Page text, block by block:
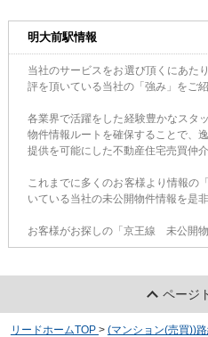
明大前駅情報
当社のサービスをお選び頂くにあた
評を頂いている当社の「強み」をご紹
各業界で活躍をした経験豊かなスタ
物件情報ルートを確保することで、
提供を可能にした不動産住宅売買仲
これまでに多くのお客様より情報の
いている当社の未公開物件情報を是
お客様がお探しの「京王線 未公開物
ページ
リードホームTOP > (マンション(売買))